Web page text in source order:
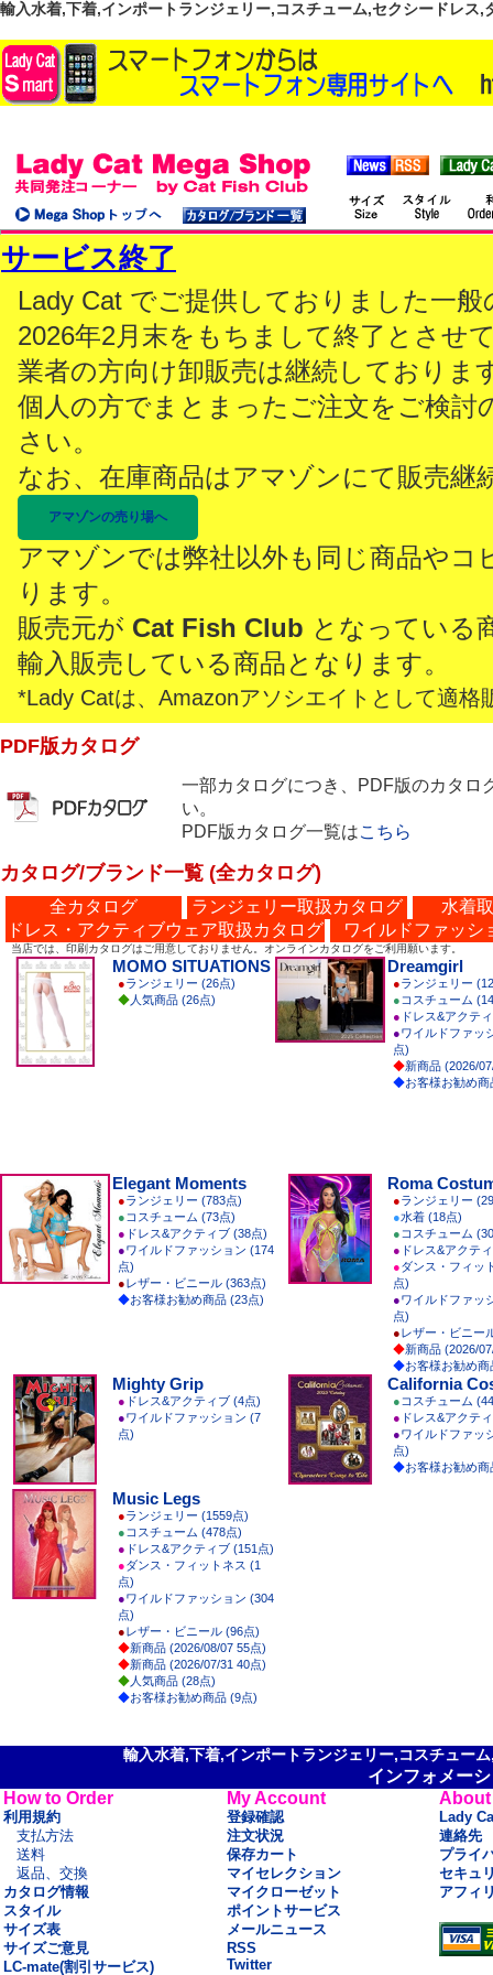
輸入水着,下着,インポートランジェリー,コスチューム,セクシードレス
サービス終了
Lady Cat でご提供しておりました一
2026年2月末をもちまして終了とさせ
業者の方向け卸販売は継続しておりま
個人の方でまとまったご注文をご検討
さい。
なお、在庫商品はアマゾンにて販売継
アマゾンの売り場へ
アマゾンでは弊社以外も同じ商品やコ
ります。
販売元が Cat Fish Club となっている
輸入販売している商品となります。
*Lady Catは、Amazonアソシエイトとして適格
PDF版カタログ
一部カタログにつき、PDF版のカタロ
い。
PDF版カタログ一覧はこちら
カタログ/ブランド一覧 (全カタログ)
全カタログ ランジェリー取扱カタログ
水着
ドレス・アクティブウェア取扱カタログ
ワイルドファッシ
当店では、印刷カタログはご用意しておりません。オンラインカタログをご利用願います。
MOMO SITUATIONS
●ランジェリー (26点)
◆ 人気商品 (26点)
Dreamgirl
●ランジェリー
● コスチューム
● ドレス&アクテ
●ワイルドファッ
点)
◆新商品 (2026/
◆お客様お勧め
Elegant Moments
●ランジェリー (783点)
● コスチューム (73点)
● ドレス&アクティブ (38点)
●ワイルドファッション (174
点)
●レザー・ビニール (363点)
◆お客様お勧め商品 (23点)
Roma
●ランジェリー
●水着 (18点)
● コスチューム
● ドレス&アクテ
●ダンス・フィッ
点)
●ワイルドファッ
点)
●レザー・ビニー
◆新商品 (2026/
◆お客様お勧め
Mighty Grip
● ドレス&アクティブ (4点)
●ワイルドファッション (7
点)
California
● コスチューム
● ドレス&アクテ
●ワイルドファッ
点)
◆お客様お勧め
Music Legs
●ランジェリー (1559点)
● コスチューム (478点)
● ドレス&アクティブ (151点)
●ダンス・フィットネス (1
点)
●ワイルドファッション (304
点)
●レザー・ビニール (96点)
◆新商品 (2026/08/07 55点)
◆新商品 (2026/07/31 40点)
◆ 人気商品 (28点)
◆お客様お勧め商品 (9点)
輸入水着,下着,インポートランジェリー,コスチュー
インフォメー
How to Order
利用規約
支払方法
送料
返品、交換
カタログ情報
スタイル
サイズ表
サイズご意見
LC-mate(割引サービス)
My Account
登録確認
注文状況
保存カート
マイセレクション
マイクローゼット
ポイントサービス
メールニュース
RSS
Twitter
About
Lady
連絡先
プライ
セキュ
アフィ